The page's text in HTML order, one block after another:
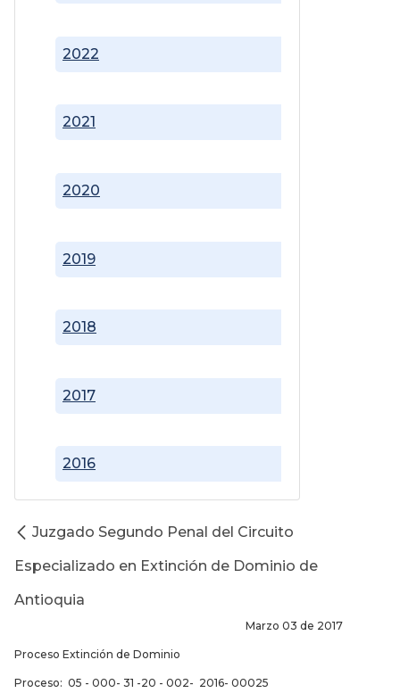
2016
2017
2018
2019
2020
2021
2022
Juzgado Segundo Penal del Circuito
Especializado en Extinción de Dominio de
Antioquia
Marzo 03 de 2017
Proceso Extinción de Dominio
Proceso: 05 - 000- 31 -20 - 002- 2016- 00025